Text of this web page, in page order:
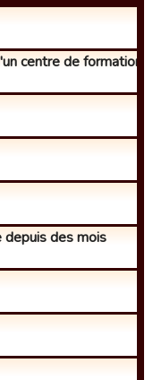
centre de formation
depuis des mois